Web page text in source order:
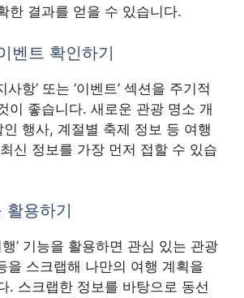
한 결과를 얻을 수 있습니다.
벤트 확인하기
사항’ 또는 ‘이벤트’ 섹션을 주기적
이 좋습니다. 새로운 관광 명소 개
행사, 계절별 축제 정보 등 여행
신 정보를 가장 먼저 접할 수 있습
활용하기
’ 기능을 활용하면 관심 있는 관광
을 스크랩해 나만의 여행 계획을
. 스크랩한 정보를 바탕으로 동선